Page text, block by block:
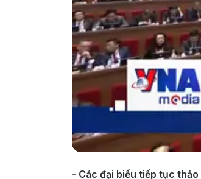
- Các đại biểu tiếp tục